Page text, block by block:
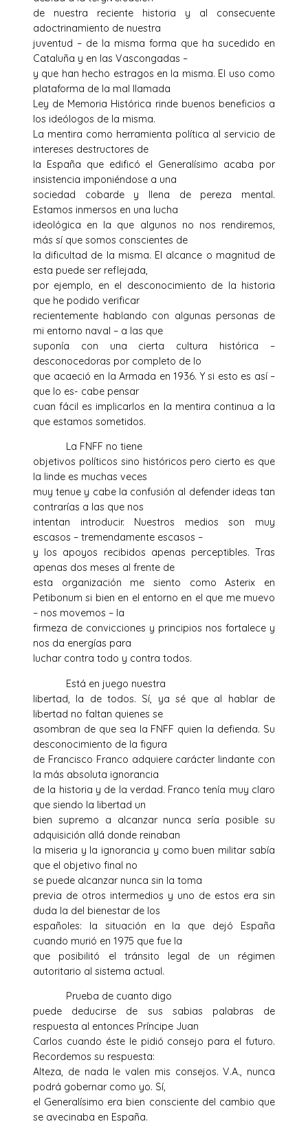
de nuestra reciente historia y al consecuente
adoctrinamiento de nuestra
juventud – de la misma forma que ha sucedido en
Cataluña y en las Vascongadas –
y que han hecho estragos en la misma. El uso como
plataforma de la mal llamada
Ley de Memoria Histórica rinde buenos beneficios a
los ideólogos de la misma.
La mentira como herramienta política al servicio de
intereses destructores de
la España que edificó el Generalísimo acaba por
insistencia imponiéndose a una
sociedad cobarde y llena de pereza mental.
Estamos inmersos en una lucha
ideológica en la que algunos no nos rendiremos,
más sí que somos conscientes de
la dificultad de la misma. El alcance o magnitud de
esta puede ser reflejada,
por ejemplo, en el desconocimiento de la historia
que he podido verificar
recientemente hablando con algunas personas de
mi entorno naval – a las que
suponía con una cierta cultura histórica –
desconocedoras por completo de lo
que acaeció en la Armada en 1936. Y si esto es así –
que lo es- cabe pensar
cuan fácil es implicarlos en la mentira continua a la
que estamos sometidos.
La FNFF no tiene
objetivos políticos sino históricos pero cierto es que
la linde es muchas veces
muy tenue y cabe la confusión al defender ideas tan
contrarías a las que nos
intentan introducir. Nuestros medios son muy
escasos – tremendamente escasos –
y los apoyos recibidos apenas perceptibles. Tras
apenas dos meses al frente de
esta organización me siento como Asterix en
Petibonum si bien en el entorno en el que me muevo
– nos movemos – la
firmeza de convicciones y principios nos fortalece y
nos da energías para
luchar contra todo y contra todos.
Está en juego nuestra
libertad, la de todos. Sí, ya sé que al hablar de
libertad no faltan quienes se
asombran de que sea la FNFF quien la defienda. Su
desconocimiento de la figura
de Francisco Franco adquiere carácter lindante con
la más absoluta ignorancia
de la historia y de la verdad. Franco tenía muy claro
que siendo la libertad un
bien supremo a alcanzar nunca sería posible su
adquisición allá donde reinaban
la miseria y la ignorancia y como buen militar sabía
que el objetivo final no
se puede alcanzar nunca sin la toma
previa de otros intermedios y uno de estos era sin
duda la del bienestar de los
españoles: la situación en la que dejó España
cuando murió en 1975 que fue la
que posibilitó el tránsito legal de un régimen
autoritario al sistema actual.
Prueba de cuanto digo
puede deducirse de sus sabias palabras de
respuesta al entonces Príncipe Juan
Carlos cuando éste le pidió consejo para el futuro.
Recordemos su respuesta:
Alteza, de nada le valen mis consejos. V.A., nunca
podrá gobernar como yo. Sí,
el Generalísimo era bien consciente del cambio que
se avecinaba en España.